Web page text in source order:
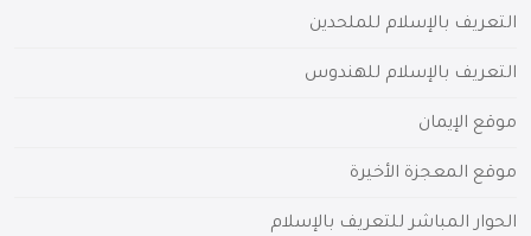
التعريف بالإسلام للملحدين
التعريف بالإسلام للهندوس
موقع الإيمان
موقع المعجزة الأخيرة
الحوار المباشر للتعريف بالإسلام